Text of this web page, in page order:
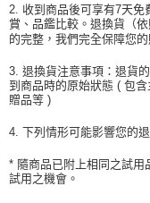
2. 收到商品後可享有7天免
賞、品鑑比較。退換貨（
的完整，我們完全保障您的
3. 退換貨注意事項：退貨
到商品時的原始狀態 ( 包
贈品等 )
4. 下列情形可能影響您的退
* 隨商品已附上相同之試用
試用之機會。